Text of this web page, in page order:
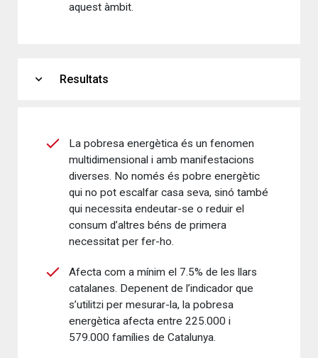
aquest àmbit.
expand_more Resultats
La pobresa energètica és un fenomen
multidimensional i amb manifestacions
diverses. No només és pobre energètic
qui no pot escalfar casa seva, sinó també
qui necessita endeutar-se o reduir el
consum d’altres béns de primera
necessitat per fer-ho.
Afecta com a mínim el 7.5% de les llars
catalanes. Depenent de l’indicador que
s’utilitzi per mesurar-la, la pobresa
energètica afecta entre 225.000 i
579.000 famílies de Catalunya.